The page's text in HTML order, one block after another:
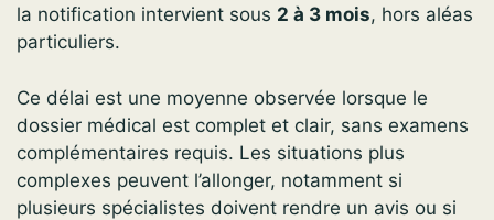
la notification intervient sous 2 à 3 mois, hors aléas
particuliers.
Ce délai est une moyenne observée lorsque le
dossier médical est complet et clair, sans examens
complémentaires requis. Les situations plus
complexes peuvent l’allonger, notamment si
plusieurs spécialistes doivent rendre un avis ou si